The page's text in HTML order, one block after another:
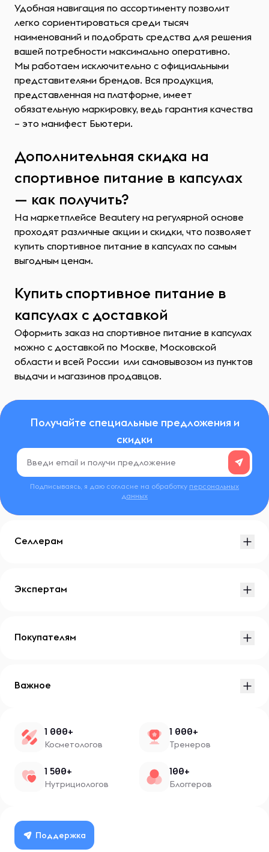
Удобная навигация по ассортименту позволит
легко сориентироваться среди тысяч
наименований и подобрать средства для решения
вашей потребности максимально оперативно.
Мы работаем исключительно с официальными
представителями брендов. Вся продукция,
представленная на платформе, имеет
обязательную маркировку, ведь гарантия качества
– это манифест Бьютери.
Дополнительная скидка на
спортивное питание в капсулах
— как получить?
На маркетплейсе Beautery на регулярной основе
проходят различные акции и скидки, что позволяет
купить спортивное питание в капсулах по самым
выгодным ценам.
Купить спортивное питание в
капсулах с доставкой
Оформить заказ на спортивное питание в капсулах
можно с доставкой по Москве, Московской
области и всей России или самовывозом из пунктов
выдачи и магазинов продавцов.
Получайте специальные предложения и
скидки
Подписываясь, я даю согласие на обработку персональных
данных
Селлерам
Экспертам
Покупателям
Важное
1 000+
Косметологов
1 000+
Тренеров
1 500+
Нутрициологов
100+
Блоггеров
Поддержка